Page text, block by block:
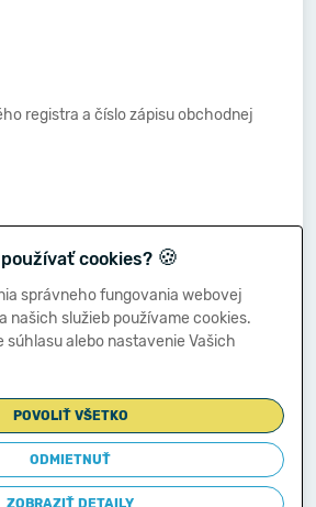
registra a číslo zápisu obchodnej
cookies? 🍪
správneho fungovania webovej
našich služieb používame cookies.
súhlasu alebo nastavenie Vašich
POVOLIŤ VŠETKO
ODMIETNUŤ
ZOBRAZIŤ DETAILY